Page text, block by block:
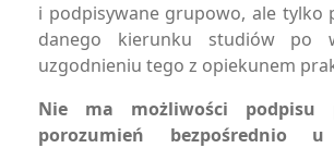
i podpisywane grupowo, ale tylko
danego kierunku studiów po
uzgodnieniu tego z opiekunem
Nie ma możliwości podpisu
porozumień bezpośrednio